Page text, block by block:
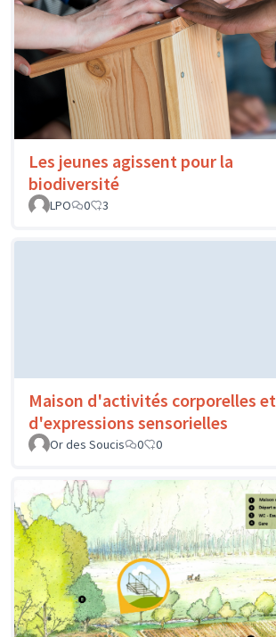
Les jeunes agissent pour la
biodiversité
LPO
0 3
Maison d'activités corporelles et
d'expressions sensorielles
Or des Soucis
0 0